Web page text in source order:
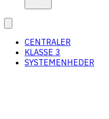
CENTRALER
KLASSE 3
SYSTEMENHEDER